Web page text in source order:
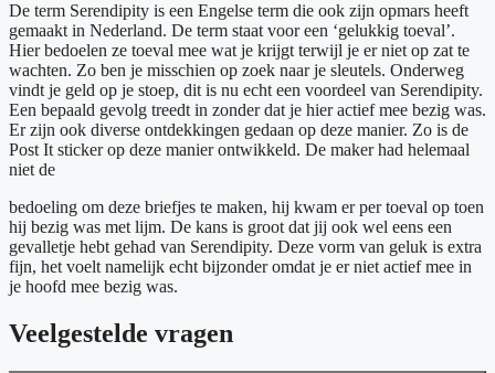
De term Serendipity is een Engelse term die ook zijn opmars heeft
gemaakt in Nederland. De term staat voor een ‘gelukkig toeval’.
Hier bedoelen ze toeval mee wat je krijgt terwijl je er niet op zat te
wachten. Zo ben je misschien op zoek naar je sleutels. Onderweg
vindt je geld op je stoep, dit is nu echt een voordeel van Serendipity.
Een bepaald gevolg treedt in zonder dat je hier actief mee bezig was.
Er zijn ook diverse ontdekkingen gedaan op deze manier. Zo is de
Post It sticker op deze manier ontwikkeld. De maker had helemaal
niet de
bedoeling om deze briefjes te maken, hij kwam er per toeval op toen
hij bezig was met lijm. De kans is groot dat jij ook wel eens een
gevalletje hebt gehad van Serendipity. Deze vorm van geluk is extra
fijn, het voelt namelijk echt bijzonder omdat je er niet actief mee in
je hoofd mee bezig was.
Veelgestelde vragen